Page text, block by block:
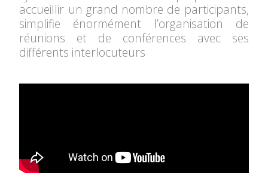
accueillir un grand nombre de participants,
simplifie énormément l’organisation de
réunions et de conférences avec ses
différents interlocuteurs